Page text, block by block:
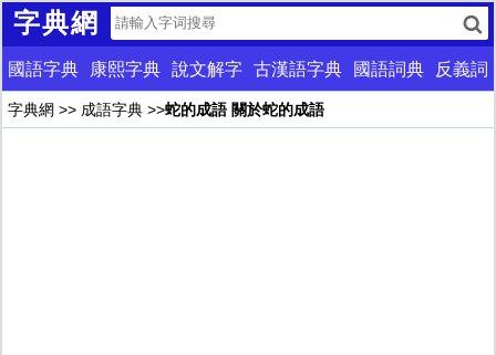
字典網
國語字典 康熙字典 說文解字 古漢語字典 國語詞典 反義詞
字典網 >> 成語字典 >>蛇的成語 關於蛇的成語